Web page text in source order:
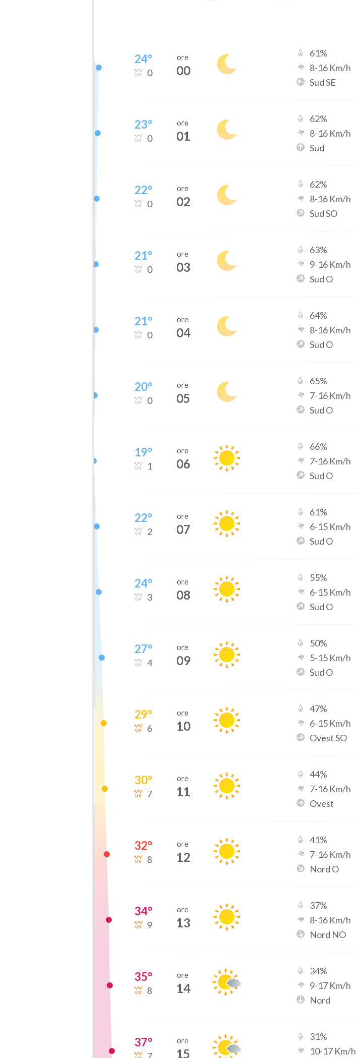
24°
0
ore
00
61%
8-16 Km/h
Sud SE
23°
0
ore
01
62%
8-16 Km/h
Sud
22°
0
ore
02
62%
8-16 Km/h
Sud SO
21°
0
ore
03
63%
9-16 Km/h
Sud O
21°
0
ore
04
64%
8-16 Km/h
Sud O
20°
0
ore
05
65%
7-16 Km/h
Sud O
19°
1
ore
06
66%
7-16 Km/h
Sud O
22°
2
ore
07
61%
6-15 Km/h
Sud O
24°
3
ore
08
55%
6-15 Km/h
Sud O
27°
4
ore
09
50%
5-15 Km/h
Sud O
29°
6
ore
10
47%
6-15 Km/h
Ovest SO
30°
7
ore
11
44%
7-16 Km/h
Ovest
32°
8
ore
12
41%
7-16 Km/h
Nord O
34°
9
ore
13
37%
8-16 Km/h
Nord NO
35°
8
ore
14
34%
9-17 Km/h
Nord
37° ore
15
31%
10-17 Km/h